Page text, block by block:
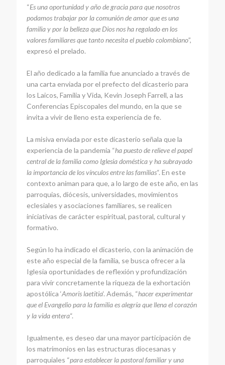
“Es una oportunidad y año de gracia para que nosotros
podamos trabajar por la comunión de amor que es una
familia y por la belleza que Dios nos ha regalado en los
valores familiares que tanto necesita el pueblo colombiano”,
expresó el prelado.
El año dedicado a la familia fue anunciado a través de
una carta enviada por el prefecto del dicasterio para
los Laicos, Familia y Vida, Kevin Joseph Farrell, a las
Conferencias Episcopales del mundo, en la que se
invita a vivir de lleno esta experiencia de fe.
La misiva enviada por este dicasterio señala que la
experiencia de la pandemia “ha puesto de relieve el papel
central de la familia como Iglesia doméstica y ha subrayado
la importancia de los vínculos entre las familias“. En este
contexto animan para que, a lo largo de este año, en las
parroquias, diócesis, universidades, movimientos
eclesiales y asociaciones familiares, se realicen
iniciativas de carácter espiritual, pastoral, cultural y
formativo.
Según lo ha indicado el dicasterio, con la animación de
este año especial de la familia, se busca ofrecer a la
Iglesia oportunidades de reflexión y profundización
para vivir concretamente la riqueza de la exhortación
apostólica ‘Amoris laetitia‘. Además, “hacer experimentar
que el Evangelio para la familia es alegría que llena el corazón
y la vida entera“.
Igualmente, es deseo dar una mayor participación de
los matrimonios en las estructuras diocesanas y
parroquiales “para establecer la pastoral familiar y una